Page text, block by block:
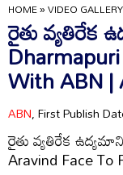
HOME»VIDEO GALLERY
రైతు వ్యతిరేక
With ABN |
ABN, First Publish
రైతు వ్యతిరేక
Aravind Face To